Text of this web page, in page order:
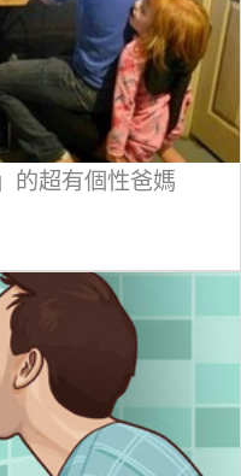
的超有個性爸媽